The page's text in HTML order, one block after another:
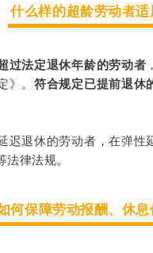
什么样的超龄劳动者适
过法定退休年龄的劳动者
》。符合规定已提前退休
迟退休的劳动者，在弹
律法规。
何保障劳动报酬、休息